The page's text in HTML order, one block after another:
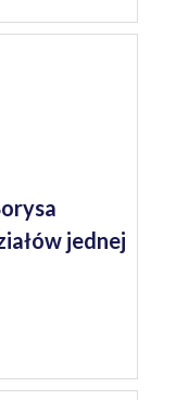
jednej